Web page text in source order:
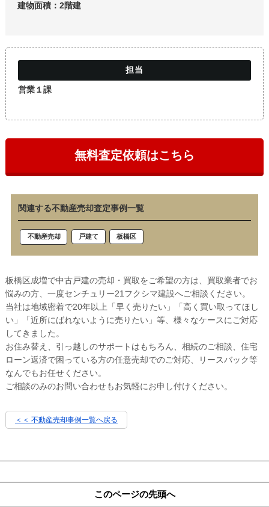
建物面積：2階建
営業１課
無料査定依頼はこちら
関連する不動産売却査定事例一覧
不動産売却 戸建て 板橋区
板橋区成増で中古戸建の売却・買取をご希望の方は、買取業者でお
悩みの方、一度センチュリー21フクシマ建設へご相談ください。
当社は地域密着で20年以上「早く売りたい」「高く買い取ってほし
い」「近所にばれないように売りたい」等、様々なケースにご対応
してきました。
お住み替え、引っ越しのサポートはもちろん、相続のご相談、住宅
ローン返済で困っている方の任意売却でのご対応、リースバック等
なんでもお任せください。
ご相談のみのお問い合わせもお気軽にお申し付けください。
＜＜ 不動産売却事例一覧へ戻る
このページの先頭へ